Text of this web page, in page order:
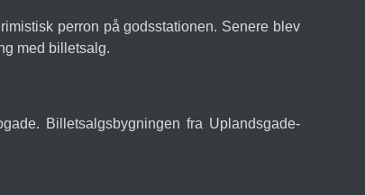
perron på godsstationen. Senere blev
med billetsalg.
Billetsalgsbygningen fra Uplandsgade-